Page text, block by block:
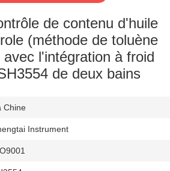
de contenu d'huile
(méthode de toluène
l'intégration à froid
de deux bains
Chine
Instrument